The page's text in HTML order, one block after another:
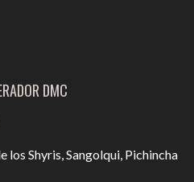
DMC
los Shyris, Sangolqui, Pichincha